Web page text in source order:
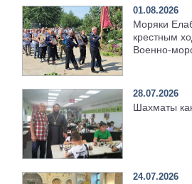
01.08.2026
Моряки
крестным
28.07.2026
Шахматы
24.07.2026